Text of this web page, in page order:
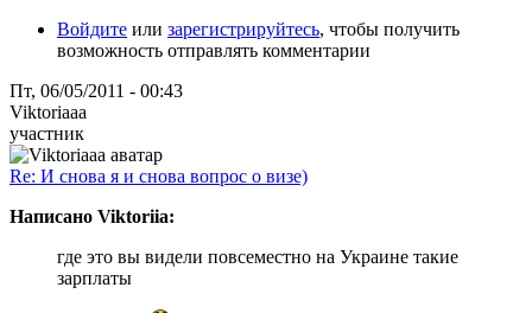
Войдите или зарегистрируйтесь, чтобы получить
возможность отправлять комментарии
Пт, 06/05/2011 - 00:43
Viktoriaaa
участник
Re: И снова я и снова вопрос о визе)
Написано Viktoriia:
где это вы видели повсеместно на Украине такие
зарплаты